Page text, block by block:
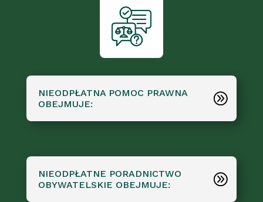
NIEODPŁATNA POMOC PRAWNA
OBEJMUJE:
NIEODPŁATNE PORADNICTWO
OBYWATELSKIE OBEJMUJE: